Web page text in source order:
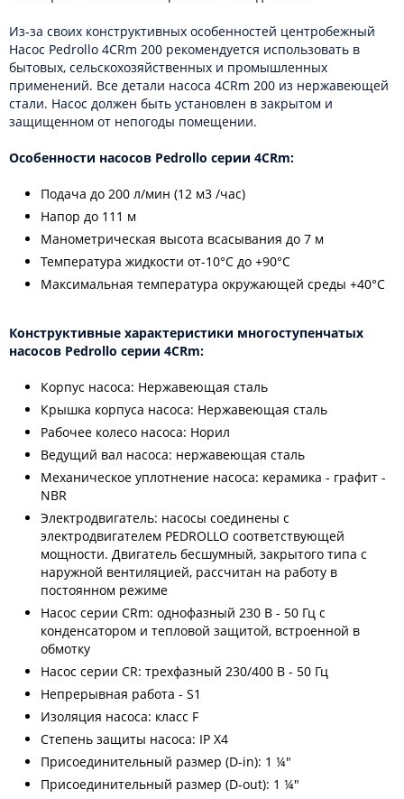
Из-за своих конструктивных особенностей центробежный
Насос Pedrollo 4CRm 200 рекомендуется использовать в
бытовых, сельскохозяйственных и промышленных
применений. Все детали насоса 4CRm 200 из нержавеющей
стали. Насос должен быть установлен в закрытом и
защищенном от непогоды помещении.
Особенности насосов Pedrollo серии 4CRm:
Подача до 200 л/мин (12 м3 /час)
Напор до 111 м
Манометрическая высота всасывания до 7 м
Температура жидкости от-10°C до +90°C
Максимальная температура окружающей среды +40°C
Конструктивные характеристики многоступенчатых
насосов Pedrollo серии 4CRm:
Корпус насоса: Нержавеющая сталь
Крышка корпуса насоса: Нержавеющая сталь
Рабочее колесо насоса: Норил
Ведущий вал насоса: нержавеющая сталь
Механическое уплотнение насоса: керамика - графит -
NBR
Электродвигатель: насосы соединены с
электродвигателем PEDROLLO соответствующей
мощности. Двигатель бесшумный, закрытого типа с
наружной вентиляцией, рассчитан на работу в
постоянном режиме
Насос серии CRm: однофазный 230 В - 50 Гц с
конденсатором и тепловой защитой, встроенной в
обмотку
Насос серии CR: трехфазный 230/400 В - 50 Гц
Непрерывная работа - S1
Изоляция насоса: класс F
Степень защиты насоса: IP Х4
Присоединительный размер (D-in): 1 ¼"
Присоединительный размер (D-out): 1 ¼"